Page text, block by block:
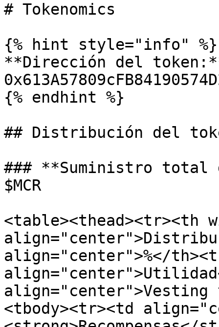
# Tokenomics
{% hint style="info" %}
**Dirección del
{% endhint %}
## Distribución del
### **Suministro total
$MCR
<table><thead><tr><th
align="center">%</
<tbody><tr><td